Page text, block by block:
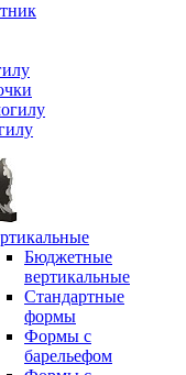
Бюджетные
вертикальные
Стандартные
формы
Формы с
барельефом